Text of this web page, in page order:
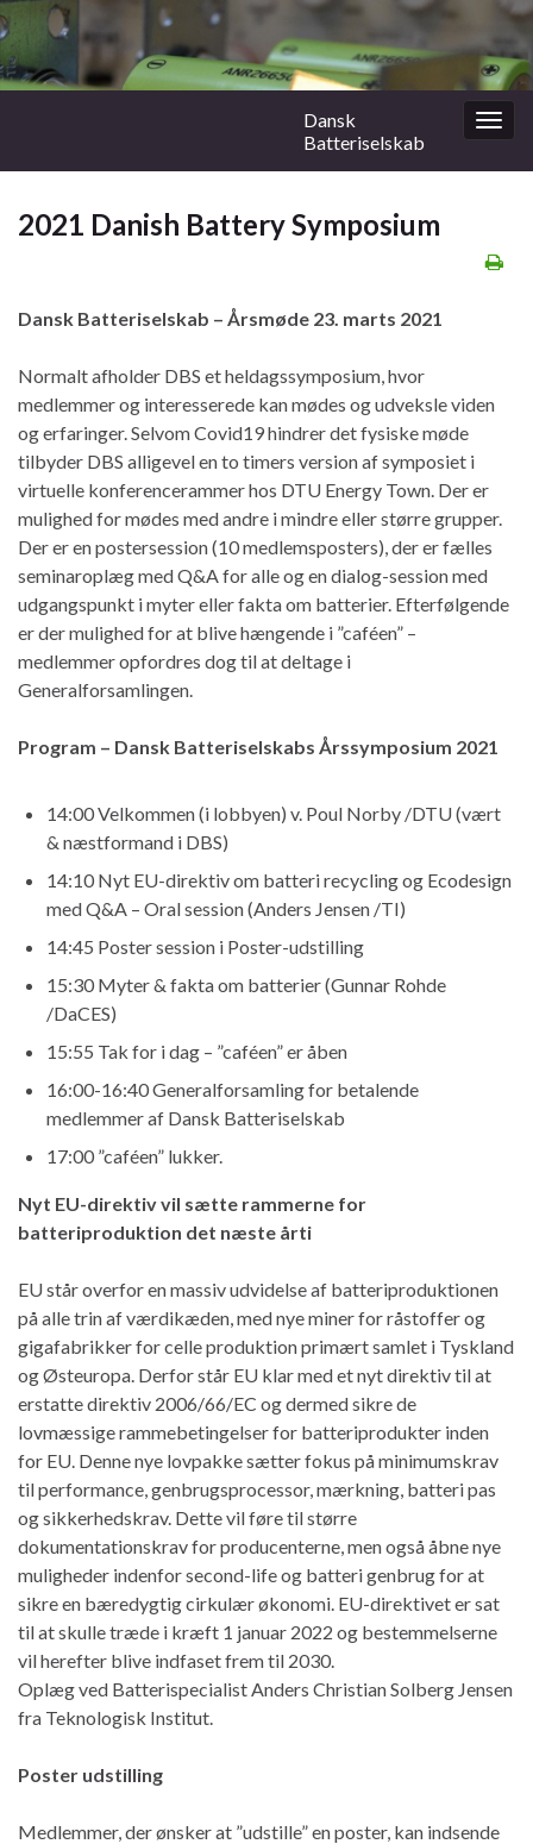
Dansk
Batteriselskab
2021 Danish Battery Symposium
Dansk Batteriselskab – Årsmøde 23. marts 2021
Normalt afholder DBS et heldagssymposium, hvor
medlemmer og interesserede kan mødes og udveksle viden
og erfaringer. Selvom Covid19 hindrer det fysiske møde
tilbyder DBS alligevel en to timers version af symposiet i
virtuelle konferencerammer hos DTU Energy Town. Der er
mulighed for mødes med andre i mindre eller større grupper.
Der er en postersession (10 medlemsposters), der er fælles
seminaroplæg med Q&A for alle og en dialog-session med
udgangspunkt i myter eller fakta om batterier. Efterfølgende
er der mulighed for at blive hængende i ”caféen” –
medlemmer opfordres dog til at deltage i
Generalforsamlingen.
Program – Dansk Batteriselskabs Årssymposium 2021
14:00 Velkommen (i lobbyen) v. Poul Norby /DTU (vært
& næstformand i DBS)
14:10 Nyt EU-direktiv om batteri recycling og Ecodesign
med Q&A – Oral session (Anders Jensen /TI)
14:45 Poster session i Poster-udstilling
15:30 Myter & fakta om batterier (Gunnar Rohde
/DaCES)
15:55 Tak for i dag – ”caféen” er åben
16:00-16:40 Generalforsamling for betalende
medlemmer af Dansk Batteriselskab
17:00 ”caféen” lukker.
Nyt EU-direktiv vil sætte rammerne for
batteriproduktion det næste årti
EU står overfor en massiv udvidelse af batteriproduktionen
på alle trin af værdikæden, med nye miner for råstoffer og
gigafabrikker for celle produktion primært samlet i Tyskland
og Østeuropa. Derfor står EU klar med et nyt direktiv til at
erstatte direktiv 2006/66/EC og dermed sikre de
lovmæssige rammebetingelser for batteriprodukter inden
for EU. Denne nye lovpakke sætter fokus på minimumskrav
til performance, genbrugsprocessor, mærkning, batteri pas
og sikkerhedskrav. Dette vil føre til større
dokumentationskrav for producenterne, men også åbne nye
muligheder indenfor second-life og batteri genbrug for at
sikre en bæredygtig cirkulær økonomi. EU-direktivet er sat
til at skulle træde i kræft 1 januar 2022 og bestemmelserne
vil herefter blive indfaset frem til 2030.
Oplæg ved Batterispecialist Anders Christian Solberg Jensen
fra Teknologisk Institut.
Poster udstilling
Medlemmer, der ønsker at ”udstille” en poster, kan indsende